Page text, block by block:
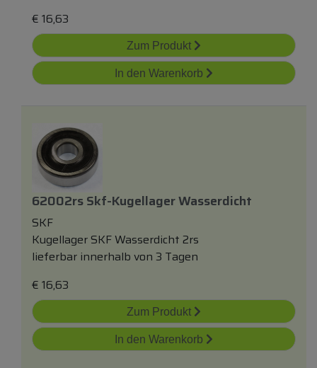
€ 16,63
Zum Produkt
In den Warenkorb
62002rs Skf-Kugellager Wasserdicht
SKF
Kugellager SKF Wasserdicht 2rs
lieferbar innerhalb von 3 Tagen
€ 16,63
Zum Produkt
In den Warenkorb